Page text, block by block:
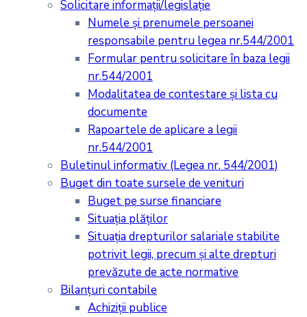
Solicitare informații/legislație
Numele și prenumele persoanei
responsabile pentru legea nr.544/2001
Formular pentru solicitare în baza legii
nr.544/2001
Modalitatea de contestare și lista cu
documente
Rapoartele de aplicare a legii
nr.544/2001
Buletinul informativ (Legea nr. 544/2001)
Buget din toate sursele de venituri
Buget pe surse financiare
Situaţia plăţilor
Situaţia drepturilor salariale stabilite
potrivit legii, precum şi alte drepturi
prevăzute de acte normative
Bilanţuri contabile
Achiziţii publice